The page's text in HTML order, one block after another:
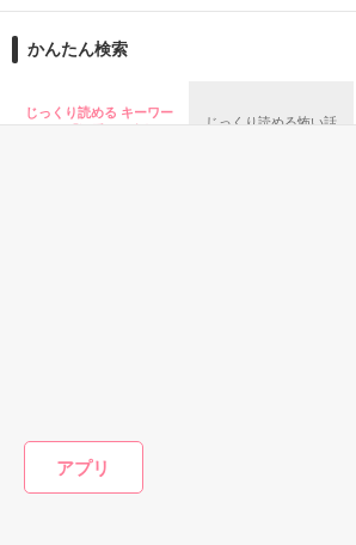
アプリ
2026.6.5～2026.7.25
ションの企画戦略室で働いている。
めた、同期で恋人の石垣守（26）がいるの
いた。
守と由羅から『便利屋雛子』と馬鹿にされ
※他サイトさんにて恋愛トレンド1位でし
で頂けると嬉しいです。
かんたん検索
じっくり読める キーワー
じっくり読める怖い話
松本ユミ／著
遊